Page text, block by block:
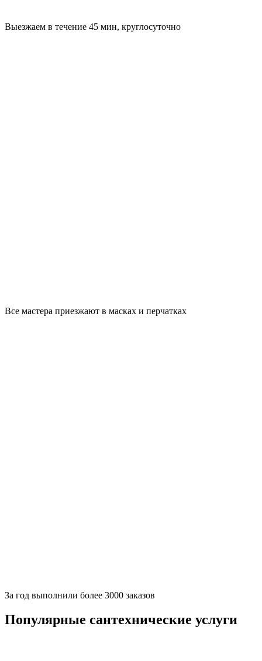
Выезжаем в течение 45 мин, круглосуточно
Все мастера приезжают в масках и перчатках
За год выполнили более 3000 заказов
Популярные сантехнические услуги